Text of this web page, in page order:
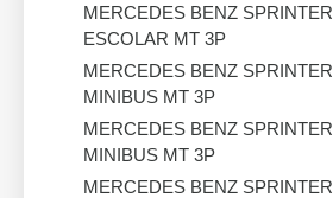
MERCEDES BENZ SPRINTER
ESCOLAR MT 3P
MERCEDES BENZ SPRINTER
MINIBUS MT 3P
MERCEDES BENZ SPRINTER
MINIBUS MT 3P
MERCEDES BENZ SPRINTER